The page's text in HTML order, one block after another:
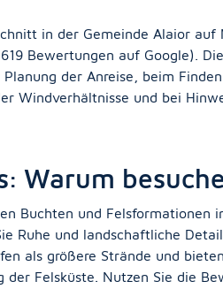
in der Gemeinde Alaior auf
Bewertungen auf Google).
der Anreise, beim
Windverhältnisse und bei
Warum
Buchten und Felsformationen
Ruhe und landschaftliche
als größere Strände und
Felsküste. Nutzen Sie die